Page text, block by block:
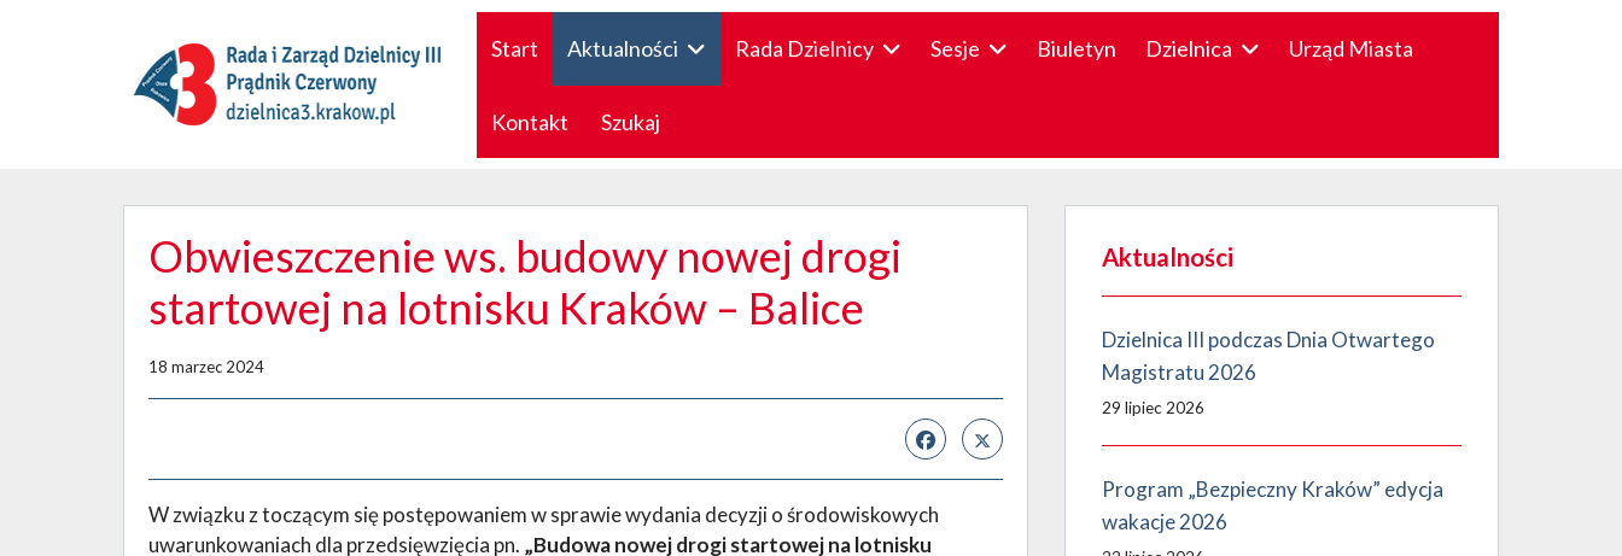
Start Aktualności Rada Dzielnicy Sesje Biuletyn Dzielnica Urząd Miasta
Kontakt Szukaj
Obwieszczenie ws. budowy nowej drogi
startowej na lotnisku Kraków – Balice
18 marzec 2024
W związku z toczącym się postępowaniem w sprawie wydania decyzji o środowiskowych
uwarunkowaniach dla przedsięwzięcia pn. „Budowa nowej drogi startowej na lotnisku
Aktualności
Dzielnica III podczas Dnia Otwartego
Magistratu 2026
29 lipiec 2026
Program „Bezpieczny Kraków” edycja
wakacje 2026